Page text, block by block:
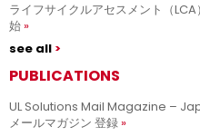
ライフサイクルアセスメント（
始
see all
PUBLICATIONS
UL Solutions Mail Magazine –
メールマガジン 登録